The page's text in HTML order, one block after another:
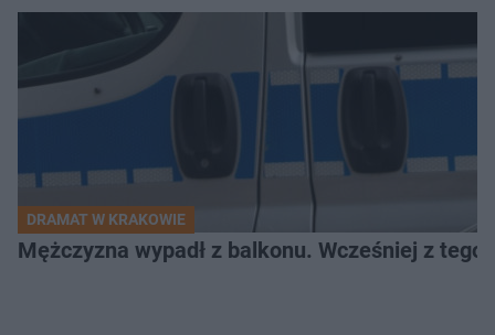
DRAMAT W KRAKOWIE
Mężczyzna wypadł z balkonu. Wcześniej z